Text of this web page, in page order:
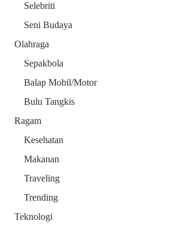
Selebriti
Seni Budaya
Olahraga
Sepakbola
Balap Mobil/Motor
Bulu Tangkis
Ragam
Kesehatan
Makanan
Traveling
Trending
Teknologi